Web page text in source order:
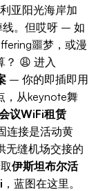
亚阳光海岸加
线。但哎呀 – 如
噩梦，或漫
？ 😩 进入
– 你的即插即用
，从keynote舞
议WiFi租赁
连接是活动黄
无缝机场交接的
伊斯坦布尔活
，蓝图在这里。